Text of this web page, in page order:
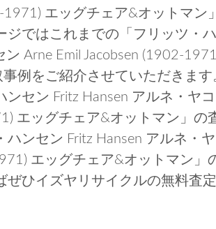
1971) エッグチェア&オットマン
ジではこれまでの「フリッツ・
Arne Emil Jacobsen (1902-
例をご紹介させていただきます
セン Fritz Hansen アルネ・ヤ
エッグチェア&オットマン」の
ンセン Fritz Hansen アルネ・
エッグチェア&オットマン」
ぜひイズヤリサイクルの無料査